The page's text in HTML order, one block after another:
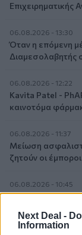
Next Deal -
Information
Επιχειρηματικής
06.08.2026 - 13:30
Όταν η επόμενη
Διαμεσολαβητής
06.08.2026 - 12:22
Kavita Patel -
καινοτόμα
06.08.2026 - 11:37
Μείωση
ζητούν οι
06.08.2026 - 10:45
Ευρώπη: Μπορεί η